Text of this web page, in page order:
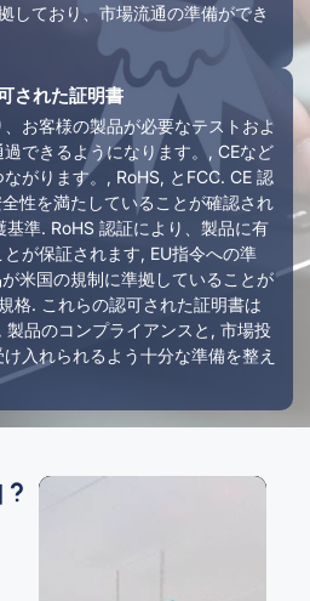
しており、市場流通の準備ができ
された証明書
お客様の製品が必要なテストおよ
できるようになります。, CEなど
がります。, RoHS, とFCC. CE 認
性を満たしていることが確認され
基準. RoHS 認証により、製品に有
が保証されます, EU指令への準
米国の規制に準拠していることが
格. これらの認可された証明書は
品のコンプライアンスと, 市場投
入れられるよう十分な準備を整え
?